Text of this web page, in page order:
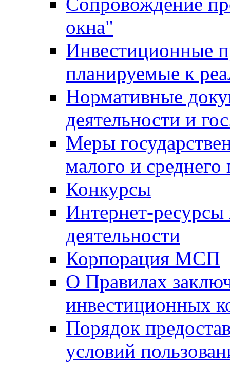
окна"
Инвестиционные
планируемые к
Нормативные
деятельности и
Меры
малого и среднего
Конкурсы
Интернет-
деятельности
Корпорация МСП
О Правилах
инвестиционных
Порядок
условий